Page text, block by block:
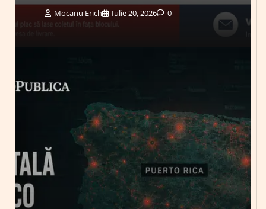
Mocanu Erich Iulie 20, 2026 0